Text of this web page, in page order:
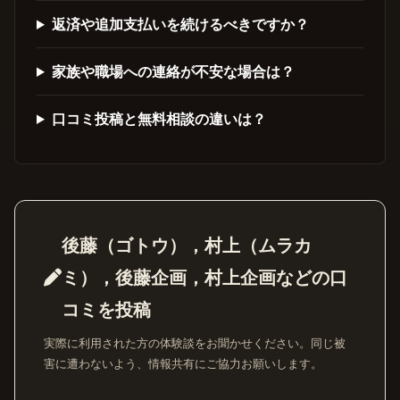
返済や追加支払いを続けるべきですか？
家族や職場への連絡が不安な場合は？
口コミ投稿と無料相談の違いは？
後藤（ゴトウ），村上（ムラカ
ミ），後藤企画，村上企画などの口
コミを投稿
実際に利用された方の体験談をお聞かせください。同じ被
害に遭わないよう、情報共有にご協力お願いします。